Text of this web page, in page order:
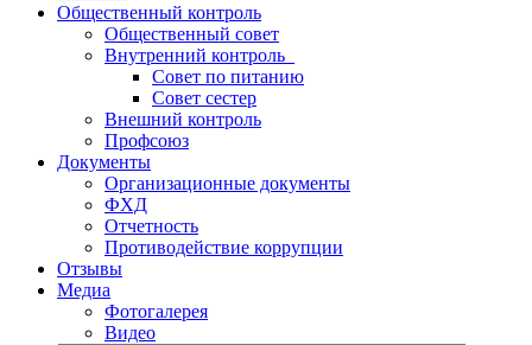
Общественный контроль
Общественный совет
Внутренний контроль
Совет по питанию
Совет сестер
Внешний контроль
Профсоюз
Документы
Организационные документы
ФХД
Отчетность
Противодействие коррупции
Отзывы
Медиа
Фотогалерея
Видео